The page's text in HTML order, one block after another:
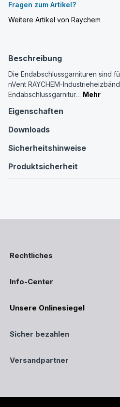
Fragen zum Artikel?
Weitere Artikel von Raychem
Beschreibung
Die Endabschlussgarnituren sind
nVent RAYCHEM-
Endabschlussgarnitur… Mehr
Eigenschaften
Downloads
Sicherheitshinweise
Produktsicherheit
Rechtliches
Info-Center
Unsere Onlinesiegel
Sicher bezahlen
Versandpartner